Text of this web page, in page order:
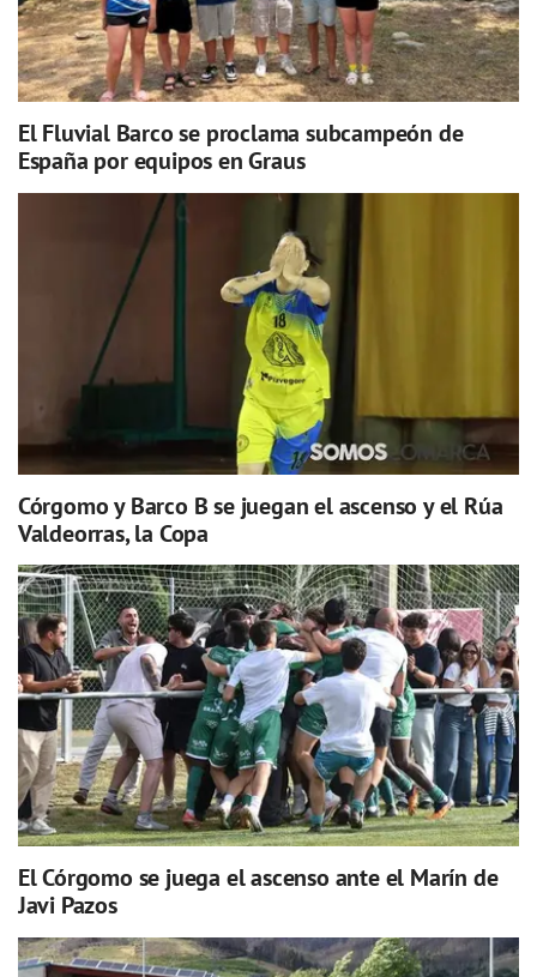
El Fluvial Barco se proclama subcampeón de
España por equipos en Graus
Córgomo y Barco B se juegan el ascenso y el Rúa
Valdeorras, la Copa
El Córgomo se juega el ascenso ante el Marín de
Javi Pazos